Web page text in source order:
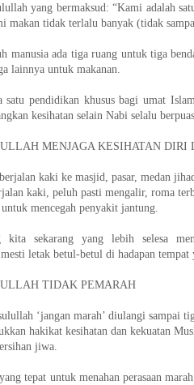
yang bermaksud: “Kami adalah
makan tidak terlalu banyak (tidak
manusia ada tiga ruang untuk tiga
lainnya untuk makanan.
satu pendidikan khusus bagi umat
kesihatan selain Nabi selalu
MENJAGA KESIHATAN
kaki ke masjid, pasar, medan
kaki, peluh pasti mengalir, roma
mencegah penyakit jantung.
kita sekarang yang lebih selesa
letak betul-betul di hadapan tempat
TIDAK PEMARAH
‘jangan marah’ diulangi sampai
hakikat kesihatan dan kekuatan
jiwa.
tepat untuk menahan perasaan